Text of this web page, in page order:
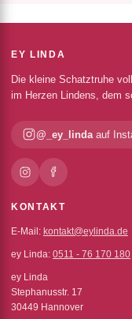
EY LINDA
Die kleine Schatztruhe
im Herzen Lindens, dem
@_ey_linda auf
KONTAKT
E-Mail: kontakt@eylinda.de
ey Linda: 0511 - 76 170 180
ey Linda
Stephanusstr. 17
30449 Hannover